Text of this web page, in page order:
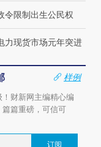
令限制出生公民权
力现货市场元年突进
样例
财新网主编精心编
篇重磅，可信可
订阅